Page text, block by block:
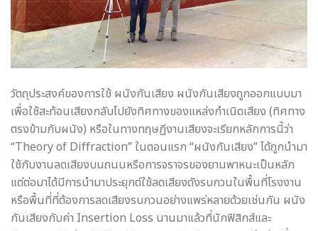
วัตถุประสงค์ของการใช้ ผนังกันเสียง ผนังกันเสียงถูกออกแบบมา
เพื่อใช้สะท้อนเสียงกลับไปยังทิศทางของแหล่งกำเนิดเสียง (ทิศทาง
ตรงข้ามกับผนัง) หรือในทางทฤษฏีงานเสียงจะเรียกหลักการนี้ว่า
“Theory of Diffraction” ในตอนแรก “ผนังกันเสียง” ได้ถูกนำมา
ใช้กับงานลดเสียงบนถนนหรือการจราจรของยานพาหนะเป็นหลัก
แต่ต่อมาได้มีการนำมาประยุกต์ใช้ลดเสียงดังรบกวนในพื้นที่โรงงาน
หรือพื้นที่ที่ต้องการลดเสียงรบกวนอย่างแพร่หลายด้วยเช่นกัน ผนัง
กันเสียงกับค่า Insertion Loss นานมาแล้วที่นักฟิสิกส์และ